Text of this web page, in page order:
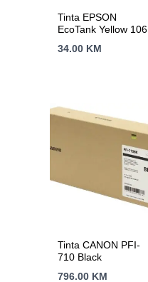
Tinta EPSON
EcoTank Yellow 106
34.00 KM
Tinta CANON PFI-
710 Black
796.00 KM